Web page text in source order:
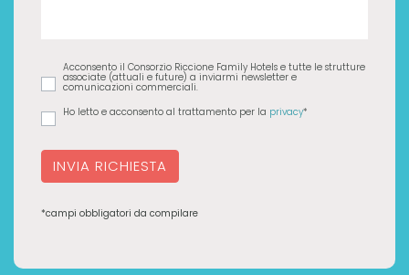
Acconsento il Consorzio Riccione Family Hotels e tutte le strutture
associate (attuali e future) a inviarmi newsletter e
comunicazioni commerciali.
Ho letto e acconsento al trattamento per la privacy*
INVIA RICHIESTA
*campi obbligatori da compilare